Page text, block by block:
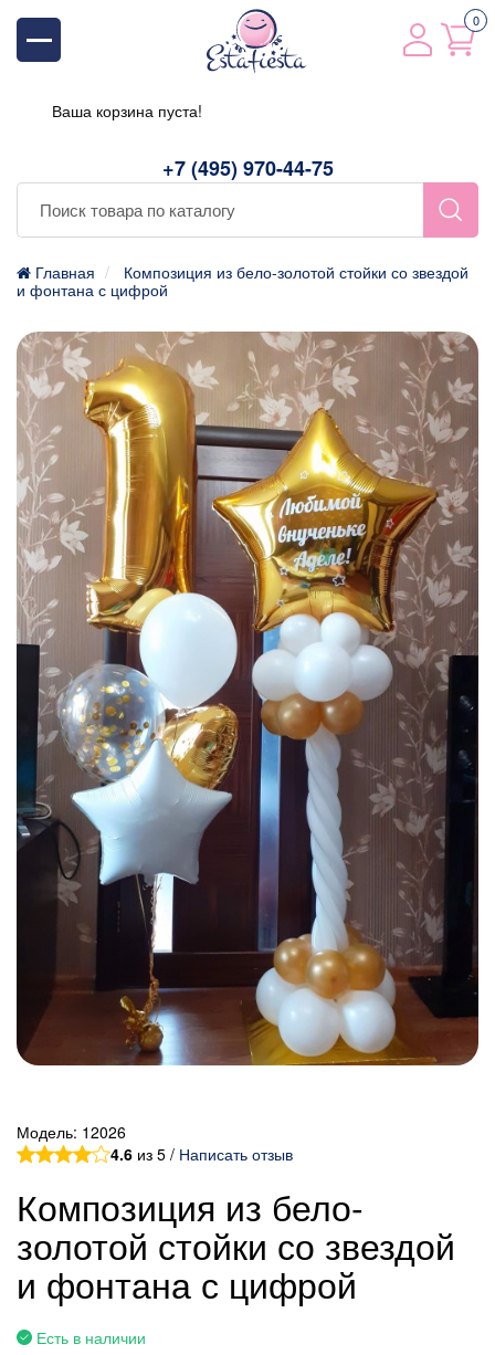
+7 (495) 970-44-75
0
Ваша корзина пуста!
Главная
Композиция из бело-золотой стойки со звездой
и фонтана с цифрой
Модель: 12026
4.6 из 5 / Написать отзыв
Композиция из бело-
золотой стойки со звездой
и фонтана с цифрой
Есть в наличии